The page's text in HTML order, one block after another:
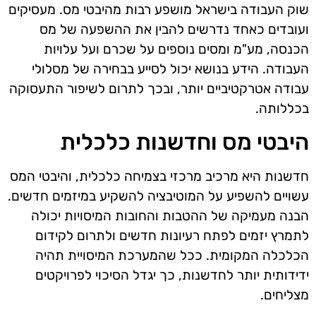
שוק העבודה בישראל מושפע רבות מהיבטי מס. מעסיקים
ועובדים כאחד נדרשים להבין את ההשפעה של מס
הכנסה, מע"מ ומסים נוספים על שכרם ועל עלויות
העבודה. הידע בנושא יכול לסייע בבחירה של מסלולי
עבודה אטרקטיביים יותר, ובכך לתרום לשיפור התעסוקה
בכללותה.
היבטי מס וחדשנות כלכלית
חדשנות היא מרכיב מרכזי בצמיחה כלכלית, והיבטי המס
עשויים להשפיע על המוטיבציה להשקיע במיזמים חדשים.
הבנה מעמיקה של ההטבות והחובות המיסויות יכולה
לתמרץ יזמים לפתח רעיונות חדשים ולתרום לקידום
הכלכלה המקומית. ככל שהמערכת המיסויית תהיה
ידידותית יותר לחדשנות, כך יגדל הסיכוי לפרויקטים
מצליחים.